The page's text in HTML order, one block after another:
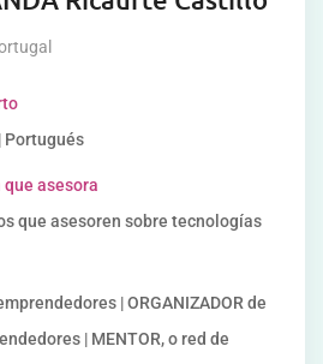
Portugués
asesora
que asesoren sobre tecnologías
| ORGANIZADOR de
| MENTOR, o red de